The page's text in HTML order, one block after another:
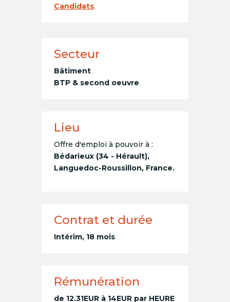
Candidats.
Secteur
Bâtiment
BTP & second oeuvre
Lieu
Offre d'emploi à pouvoir à :
Bédarieux (34 - Hérault),
Languedoc-Roussillon, France.
Contrat et durée
Intérim, 18 mois
Rémunération
de 12.31EUR à 14EUR par HEURE